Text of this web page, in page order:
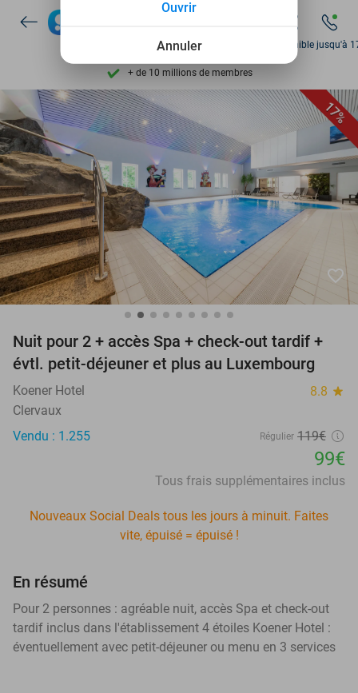
Disponible 7 jours par semaine
+ de 10 millions de membres
9,4 basé sur205 869 avis
Découvrez + de 15.000 deals
Disponible 7 jours par semaine
+ de 10 millions de membres
Disponible jusqu'à
17%
favorite_border
Nuit pour 2 + accès Spa + check-out tardif +
évtl. petit-déjeuner et plus au Luxembourg
Koener Hotel 8.8 star
Clervaux
Vendu : 1.255
Régulier 119€
99€
Tous frais supplémentaires inclus
Nouveaux Social Deals tous les jours à minuit. Faites
vite, épuisé = épuisé !
En résumé
Pour 2 personnes : agréable nuit, accès Spa et check-out
tardif inclus dans l'établissement 4 étoiles Koener Hotel :
éventuellement avec petit-déjeuner ou menu en 3 services
Annuler
Ouvrir